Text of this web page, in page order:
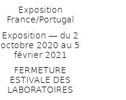
Exposition
France/Portugal
Exposition ― du 2
octobre 2020 au 5
février 2021
FERMETURE
ESTIVALE DES
LABORATOIRES